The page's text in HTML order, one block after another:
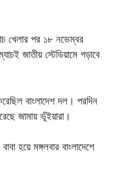
খেলার পর ১৮ নভেম্বর
জাতীয় স্টেডিয়ামে গড়াবে
বাংলাদেশ দল। পরদিন
জামায় ভূঁইয়ারা।
হয়ে মঙ্গলবার বাংলাদেশে